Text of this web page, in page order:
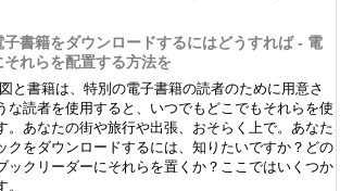
子書籍をダウンロードするにはどうすれば - 電
れらを配置する方法を
と書籍は、特別の電子書籍の読者のために用意さ
な読者を使用すると、いつでもどこでもそれらを使
。あなたの街や旅行や出張、おそらく上で。あなた
クをダウンロードするには、知りたいですか？どの
ックリーダーにそれらを置くか？ここではいくつか